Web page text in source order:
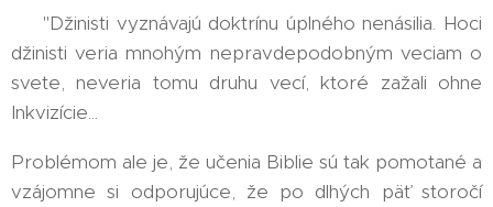
👉 "Džinisti vyznávajú doktrínu úplného nenásilia. Hoci
džinisti veria mnohým nepravdepodobným veciam o
svete, neveria tomu druhu vecí, ktoré zažali ohne
Inkvizície...
Problémom ale je, že učenia Biblie sú tak pomotané a
vzájomne si odporujúce, že po dlhých päť storočí